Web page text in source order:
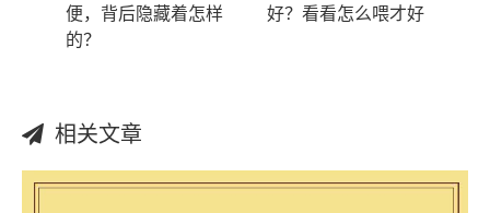
便，背后隐藏着怎样
的？
好？看看怎么喂才好
相关文章